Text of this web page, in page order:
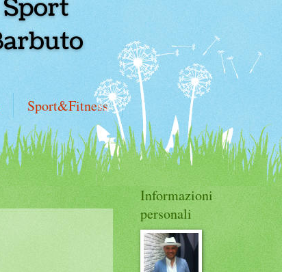
Sport&Fitness
Informazioni
personali